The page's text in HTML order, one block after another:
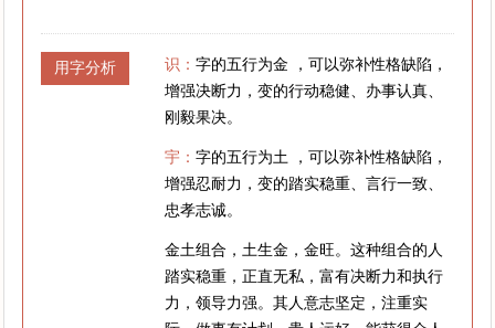
用字分析 识：字的五行为金 ，可以弥补性格缺陷，
增强决断力，变的行动稳健、办事认真、
刚毅果决。
宇：字的五行为土 ，可以弥补性格缺陷，
增强忍耐力，变的踏实稳重、言行一致、
忠孝志诚。
金土组合，土生金，金旺。这种组合的人
踏实稳重，正直无私，富有决断力和执行
力，领导力强。其人意志坚定，注重实